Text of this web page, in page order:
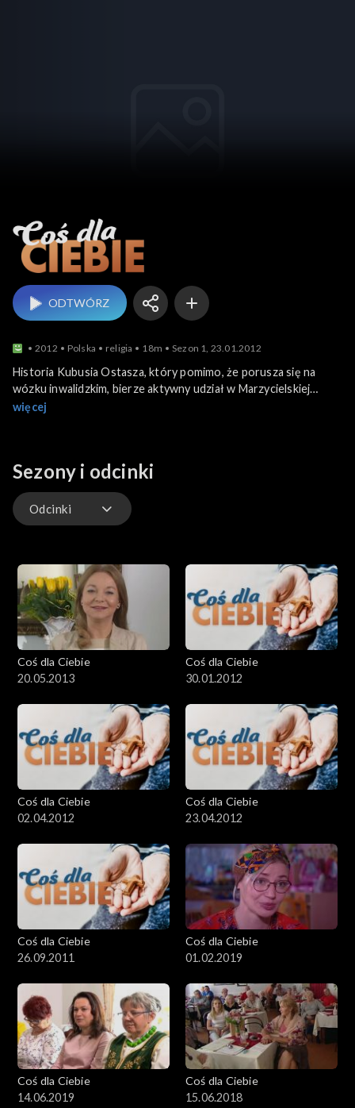
ODTWÓRZ
2012 Polska religia 18m Sezon 1, 23.01.2012
Historia Kubusia Ostasza, który pomimo, że porusza się na
wózku inwalidzkim, bierze aktywny udział w Marzycielskiej
Poczcie. Dzięki niej koresponduje i spotyka się z ciociami i
więcej
Sezony i odcinki
Odcinki
Coś dla Ciebie
20.05.2013
Coś dla Ciebie
30.01.2012
Coś dla Ciebie
02.04.2012
Coś dla Ciebie
23.04.2012
Coś dla Ciebie
26.09.2011
Coś dla Ciebie
01.02.2019
Coś dla Ciebie
14.06.2019
Coś dla Ciebie
15.06.2018